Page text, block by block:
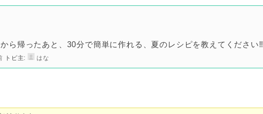
ら帰ったあと、30分で簡単に作れる、夏のレシピを教えてください‼︎
トピ主: はな